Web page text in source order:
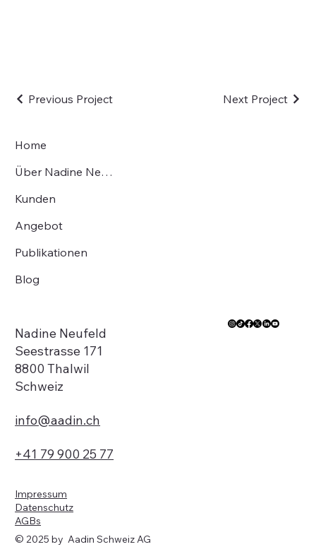
Previous Project Next Project
Home
Über Nadine Neufeld
Kunden
Angebot
Publikationen
Blog
Nadine Neufeld
Seestrasse 171
8800 Thalwil
Schweiz
info@aadin.ch
+41 79 900 25 77
© 2025 by Aadin Schweiz AG
Impressum
Datenschutz
AGBs